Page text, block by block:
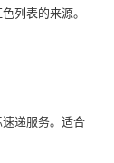
列表的来源。
递服务。适合